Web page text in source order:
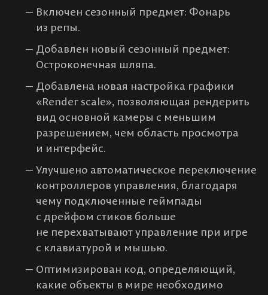
Включен сезонный предмет: Фонарь
из репы.
Добавлен новый сезонный предмет:
Остроконечная шляпа.
Добавлена новая настройка графики
«Render scale», позволяющая рендерить
вид основной камеры с меньшим
разрешением, чем область просмотра
и интерфейс.
Улучшено автоматическое переключение
контроллеров управления, благодаря
чему подключенные геймпады
с дрейфом стиков больше
не перехватывают управление при игре
с клавиатурой и мышью.
Оптимизирован код, определяющий,
какие объекты в мире необходимо